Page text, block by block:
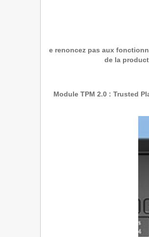
e renoncez pas aux
de la
Module TPM 2.0 : Trusted